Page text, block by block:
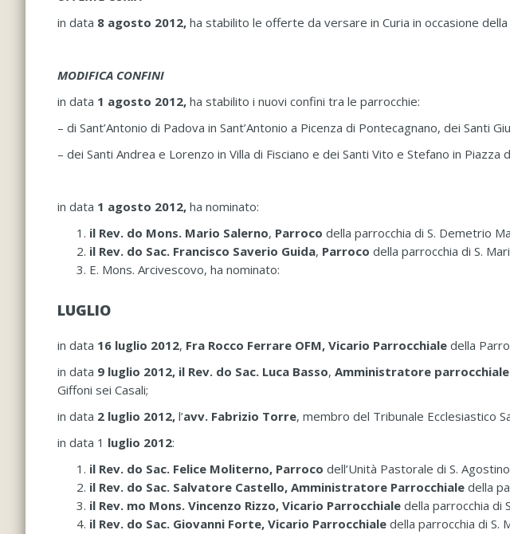
in data 8 agosto 2012, ha stabilito le offerte da versare in Curia in occasione
MODIFICA CONFINI
in data 1 agosto 2012, ha stabilito i nuovi confini tra le parrocchie:
– di Sant’Antonio di Padova in Sant’Antonio a Picenza di Pontecagnano, dei Santi
– dei Santi Andrea e Lorenzo in Villa di Fisciano e dei Santi Vito e Stefano in
in data 1 agosto 2012, ha nominato:
il Rev. do Mons. Mario Salerno, Parroco della parrocchia di S. Demetrio
il Rev. do Sac. Francisco Saverio Guida, Parroco della parrocchia di S.
E. Mons. Arcivescovo, ha nominato:
LUGLIO
in data 16 luglio 2012, Fra Rocco Ferrare OFM, Vicario Parrocchiale della
in data 9 luglio 2012, il Rev. do Sac. Luca Basso, Amministratore parrocchiale
Giffoni sei Casali;
in data 2 luglio 2012, l’avv. Fabrizio Torre, membro del Tribunale Ecclesiastico
in data 1 luglio 2012:
il Rev. do Sac. Felice Moliterno, Parroco dell’Unità Pastorale di S.
il Rev. do Sac. Salvatore Castello, Amministratore Parrocchiale della
il Rev. mo Mons. Vincenzo Rizzo, Vicario Parrocchiale della parrocchia di
il Rev. do Sac. Giovanni Forte, Vicario Parrocchiale della parrocchia di S.